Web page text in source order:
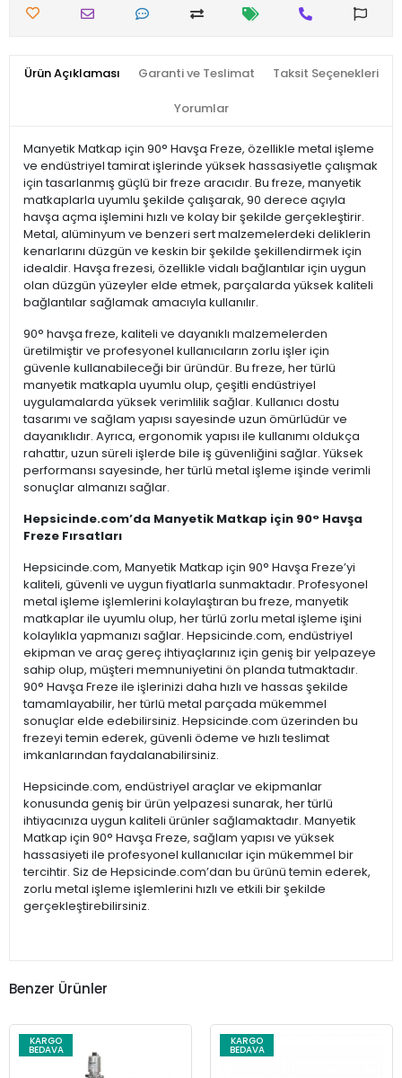
Ürün Açıklaması Garanti ve Teslimat Taksit Seçenekleri
Yorumlar
Manyetik Matkap için 90° Havşa Freze, özellikle metal işleme
ve endüstriyel tamirat işlerinde yüksek hassasiyetle çalışmak
için tasarlanmış güçlü bir freze aracıdır. Bu freze, manyetik
matkaplarla uyumlu şekilde çalışarak, 90 derece açıyla
havşa açma işlemini hızlı ve kolay bir şekilde gerçekleştirir.
Metal, alüminyum ve benzeri sert malzemelerdeki deliklerin
kenarlarını düzgün ve keskin bir şekilde şekillendirmek için
idealdir. Havşa frezesi, özellikle vidalı bağlantılar için uygun
olan düzgün yüzeyler elde etmek, parçalarda yüksek kaliteli
bağlantılar sağlamak amacıyla kullanılır.
90° havşa freze, kaliteli ve dayanıklı malzemelerden
üretilmiştir ve profesyonel kullanıcıların zorlu işler için
güvenle kullanabileceği bir üründür. Bu freze, her türlü
manyetik matkapla uyumlu olup, çeşitli endüstriyel
uygulamalarda yüksek verimlilik sağlar. Kullanıcı dostu
tasarımı ve sağlam yapısı sayesinde uzun ömürlüdür ve
dayanıklıdır. Ayrıca, ergonomik yapısı ile kullanımı oldukça
rahattır, uzun süreli işlerde bile iş güvenliğini sağlar. Yüksek
performansı sayesinde, her türlü metal işleme işinde verimli
sonuçlar almanızı sağlar.
Hepsicinde.com’da Manyetik Matkap için 90° Havşa
Freze Fırsatları
Hepsicinde.com, Manyetik Matkap için 90° Havşa Freze’yi
kaliteli, güvenli ve uygun fiyatlarla sunmaktadır. Profesyonel
metal işleme işlemlerini kolaylaştıran bu freze, manyetik
matkaplar ile uyumlu olup, her türlü zorlu metal işleme işini
kolaylıkla yapmanızı sağlar. Hepsicinde.com, endüstriyel
ekipman ve araç gereç ihtiyaçlarınız için geniş bir yelpazeye
sahip olup, müşteri memnuniyetini ön planda tutmaktadır.
90° Havşa Freze ile işlerinizi daha hızlı ve hassas şekilde
tamamlayabilir, her türlü metal parçada mükemmel
sonuçlar elde edebilirsiniz. Hepsicinde.com üzerinden bu
frezeyi temin ederek, güvenli ödeme ve hızlı teslimat
imkanlarından faydalanabilirsiniz.
Hepsicinde.com, endüstriyel araçlar ve ekipmanlar
konusunda geniş bir ürün yelpazesi sunarak, her türlü
ihtiyacınıza uygun kaliteli ürünler sağlamaktadır. Manyetik
Matkap için 90° Havşa Freze, sağlam yapısı ve yüksek
hassasiyeti ile profesyonel kullanıcılar için mükemmel bir
tercihtir. Siz de Hepsicinde.com’dan bu ürünü temin ederek,
zorlu metal işleme işlemlerini hızlı ve etkili bir şekilde
gerçekleştirebilirsiniz.
Benzer Ürünler
KARGO
BEDAVA
KARGO
BEDAVA